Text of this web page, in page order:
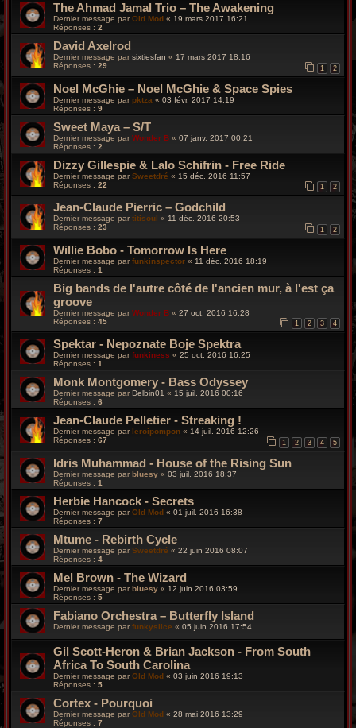
The Ahmad Jamal Trio ‎– The Awakening
Dernier message parOld Mod « 19 mars 2017 16:21
Réponses : 2
David Axelrod
Dernier message par sixtiesfan « 17 mars 2017 18:16
Réponses : 29 1 2
Noel McGhie ‎– Noel McGhie & Space Spies
Dernier message parpktza « 03 févr. 2017 14:19
Réponses : 9
Sweet Maya – S/T
Dernier message par Wonder B « 07 janv. 2017 00:21
Réponses : 2
Dizzy Gillespie & Lalo Schifrin - Free Ride
Dernier message parSweetdré « 15 déc. 2016 11:57
Réponses : 22 1 2
Jean-Claude Pierric – Godchild
Dernier message par titisoul « 11 déc. 2016 20:53
Réponses : 23 1 2
Willie Bobo - Tomorrow Is Here
Dernier message parfunkinspector « 11 déc. 2016 18:19
Réponses : 1
Big bands de l'autre côté de l'ancien mur, à l'est ça
groove
Dernier message par Wonder B « 27 oct. 2016 16:28
Réponses : 45 1 2 3 4
Spektar - Nepoznate Boje Spektra
Dernier message parfunkiness « 25 oct. 2016 16:25
Réponses : 1
Monk Montgomery - Bass Odyssey
Dernier message par Delbin01 « 15 juil. 2016 00:16
Réponses : 6
Jean-Claude Pelletier - Streaking !
Dernier message parleroipompon « 14 juil. 2016 12:26
Réponses : 67 1 2 3 4 5
Idris Muhammad - House of the Rising Sun
Dernier message par bluesy « 03 juil. 2016 18:37
Réponses : 1
Herbie Hancock - Secrets
Dernier message parOld Mod « 01 juil. 2016 16:38
Réponses : 7
Mtume - Rebirth Cycle
Dernier message par Sweetdré « 22 juin 2016 08:07
Réponses : 4
Mel Brown - The Wizard
Dernier message parbluesy « 12 juin 2016 03:59
Réponses : 5
Fabiano Orchestra – Butterfly Island
Dernier message par funkyslice « 05 juin 2016 17:54
Gil Scott-Heron & Brian Jackson - From South
Africa To South Carolina
Dernier message par Old Mod « 03 juin 2016 19:13
Réponses : 5
Cortex - Pourquoi
Dernier message par Old Mod « 28 mai 2016 13:29
Réponses : 7